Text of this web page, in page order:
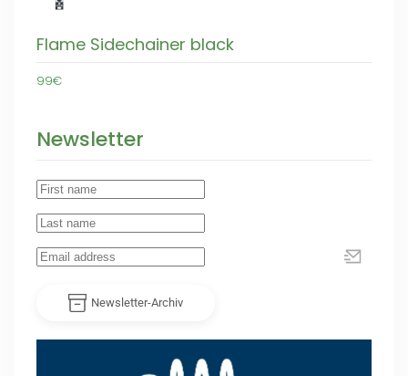
Flame Sidechainer black
99€
Newsletter
Newsletter-Archiv